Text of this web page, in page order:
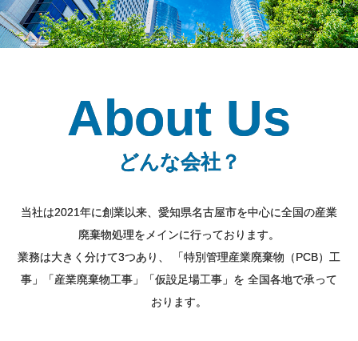
About Us
どんな会社？
当社は2021年に創業以来、愛知県名古屋市を中心に全国の産業
廃棄物処理をメインに行っております。
業務は大きく分けて3つあり、
「特別管理産業廃棄物（PCB）工
事」「産業廃棄物工事」「仮設足場工事」を 全国各地で承って
おります。